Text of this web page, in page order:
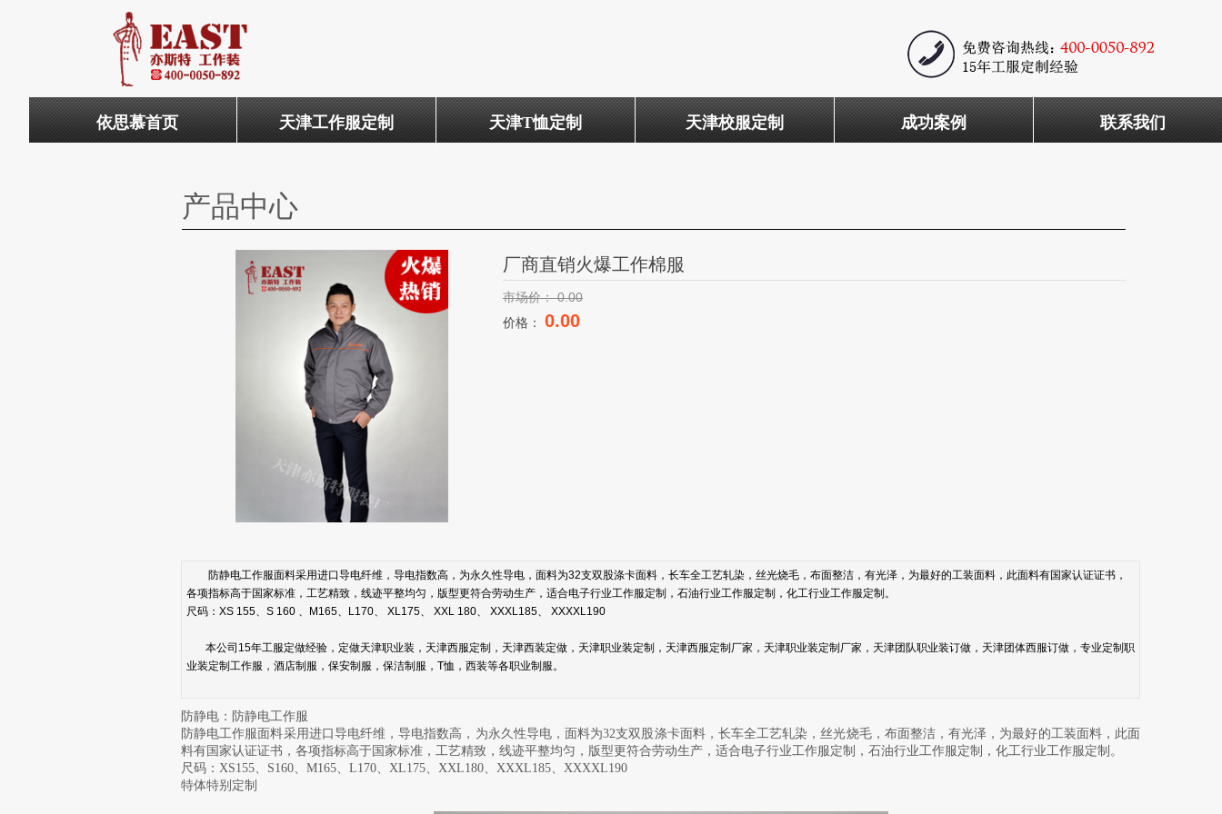
依思慕首页 天津工作服定制 天津T恤定制 天津校服定制 成功案例 联系我们
产品中心
厂商直销火爆工作棉服
市场价：0.00
价格： 0.00
防静电工作服面料采用进口导电纤维，导电指数高，为永久性导电，面料为32支双股涤卡面料，长车全工艺轧染，丝光烧毛，布面整洁，有光泽，为最好的工装面料，此面料有国家认证证书，
各项指标高于国家标准，工艺精致，线迹平整均匀，版型更符合劳动生产，适合电子行业工作服定制，石油行业工作服定制，化工行业工作服定制。
尺码：XS 155、S 160 、M165、L170、 XL175、 XXL 180、 XXXL185、 XXXXL190
本公司15年工服定做经验，定做天津职业装，天津西服定制，天津西装定做，天津职业装定制，天津西服定制厂家，天津职业装定制厂家，天津团队职业装订做，天津团体西服订做，专业定制职
业装定制工作服，酒店制服，保安制服，保洁制服，T恤，西装等各职业制服。
防静电：防静电工作服
防静电工作服面料采用进口导电纤维，导电指数高，为永久性导电，面料为32支双股涤卡面料，长车全工艺轧染，丝光烧毛，布面整洁，有光泽，为最好的工装面料，此面
料有国家认证证书，各项指标高于国家标准，工艺精致，线迹平整均匀，版型更符合劳动生产，适合电子行业工作服定制，石油行业工作服定制，化工行业工作服定制。
尺码：XS155、S160、M165、L170、XL175、XXL180、XXXL185、XXXXL190
特体特别定制